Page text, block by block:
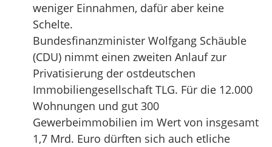
weniger Einnahmen, dafür aber keine
Schelte.
Bundesfinanzminister Wolfgang Schäuble
(CDU) nimmt einen zweiten Anlauf zur
Privatisierung der ostdeutschen
Immobiliengesellschaft TLG. Für die 12.000
Wohnungen und gut 300
Gewerbeimmobilien im Wert von insgesamt
1,7 Mrd. Euro dürften sich auch etliche